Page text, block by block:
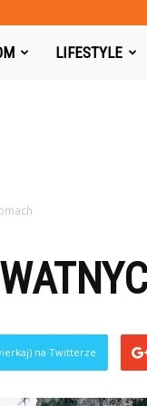
LIFESTYLE
na Twitterze